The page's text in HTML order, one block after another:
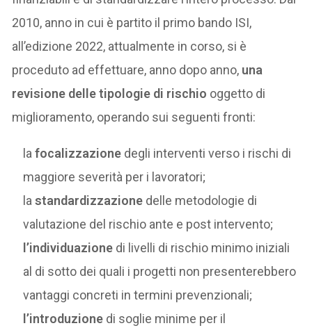
2010, anno in cui è partito il primo bando ISI,
all’edizione 2022, attualmente in corso, si è
proceduto ad effettuare, anno dopo anno, una
revisione delle tipologie di rischio oggetto di
miglioramento, operando sui seguenti fronti:
lafocalizzazione degli interventi verso i rischi di
maggiore severità per i lavoratori;
lastandardizzazione delle metodologie di
valutazione del rischio ante e post intervento;
l’individuazione di livelli di rischio minimo iniziali
al di sotto dei quali i progetti non presenterebbero
vantaggi concreti in termini prevenzionali;
l’introduzione di soglie minime per il